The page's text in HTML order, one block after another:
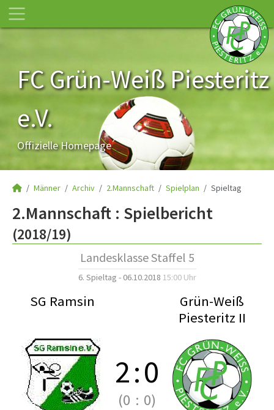
FC Grün-Weiß Piesteritz
e.V.
Offizielle Homepage
Männer Archiv 2.Mannschaft Spielplan Spieltag
2.Mannschaft : Spielbericht
(2018/19)
Landesklasse Staffel 5
6. Spieltag - 06.10.2018 15:00 Uhr
SG Ramsin
Grün-Weiß
Piesteritz II
2:0
(0 : 0)